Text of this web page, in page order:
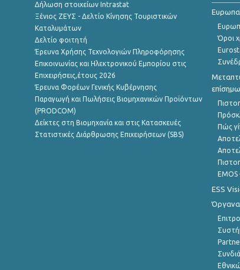
Δήλωση στοιχείων Intrastat
Ξένιος ΖΕΥΣ - Δελτίο Κίνησης Τουριστικών
Καταλυμάτων
Δελτίο φοιτητή
Έρευνα Χρήσης Τεχνολογιών Πληροφόρησης
Επικοινωνίας και Ηλεκτρονικού Εμπορίου στις
Επιχειρήσεις,έτους 2026
Έρευνα Φορέων Γενικής Κυβέρνησης
Παραγωγή και Πωλήσεις Βιομηχανικών Προϊόντων
(PRODCOM)
Δείκτες στη Βιομηχανία και στις Κατασκευές
Στατιστικές Διάρθρωσης Επιχειρήσεων (SBS)
Όροι
Πώς
EMOS
ESS
Όργανα